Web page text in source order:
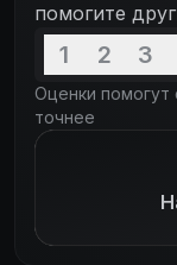
помогите
1 2 3
Оценки помогут
точнее